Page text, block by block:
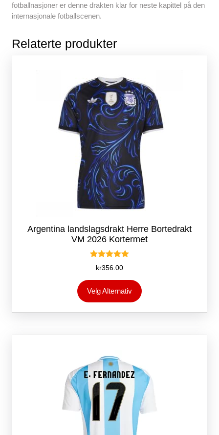
fotballnasjoner er denne drakten klar for neste kapittel på den
internasjonale fotballscenen.
Relaterte produkter
Argentina landslagsdrakt Herre Bortedrakt
VM 2026 Kortermet
Vurdert
5.00
av 5
kr356.00
Velg Alternativ
produktet
flere
Alternativene
på
produktsiden